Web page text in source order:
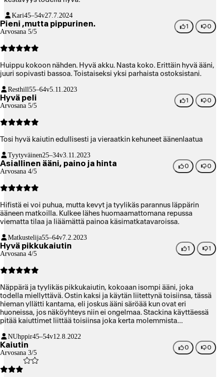
Kari45–54v27.7.2024
Pieni ,mutta pippurinen.
Arvosana 5/5
1 0
Huippu kokoon nähden. Hyvä akku. Nasta koko. Erittäin hyvä ääni,
juuri sopivasti bassoa. Toistaiseksi yksi parhaista ostoksistani.
Resthill55–64v5.11.2023
Hyvä peli
Arvosana 5/5
1 0
Tosi hyvä kaiutin edullisesti ja vieraatkin kehuneet äänenlaatua
Tyytyväinen25–34v3.11.2023
Asiallinen ääni, paino ja hinta
Arvosana 4/5
0 0
Hifistä ei voi puhua, mutta kevyt ja tyylikäs parannus läppärin
ääneen matkoilla. Kulkee lähes huomaamattomana repussa
viematta tilaa ja liäämättä painoa käsimatkatavaroissa.
Matkustelija55–64v7.2.2023
Hyvä pikkukaiutin
Arvosana 4/5
1 1
Näppärä ja tyylikäs pikkukaiutin, kokoaan isompi ääni, joka
todella miellyttävä. Ostin kaksi ja käytän liitettynä toisiinsa, tässä
hieman yllätti kantama, eli joskus ääni säröää kun ovat eri
huoneissa, jos näköyhteys niin ei ongelmaa. Stackina käyttäessä
pitää kaiuttimet liittää toisiinsa joka kerta molemmista
mutta olisi hytvä, jos muistaisivat viimeksi käytetyn tilan.
Käytämme näitä kauneushoitolassa, joten käytännössä heti
aamulla pitää parittaa toisiinsa, myöshemmin lennosta ei onnistu
(kun molempia pitää naputella).
NUhppir45–54v12.8.2022
Kaiutin
Arvosana 3/5
0 0